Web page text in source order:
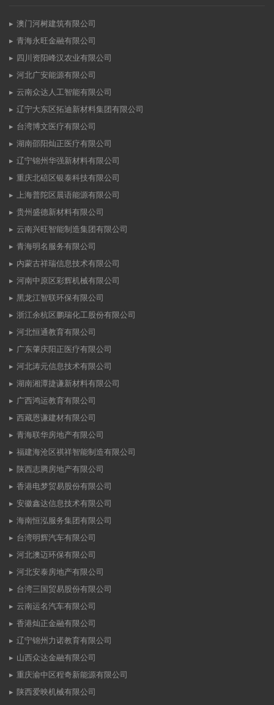
澳门河树建筑有限公司
青海永旺金融有限公司
四川资阳峰汉农业有限公司
河北广安能源有限公司
云南众达人工智能有限公司
辽宁大东区拓迪新材料集团有限公司
台湾博文医疗有限公司
湖南邵阳灿正医疗有限公司
辽宁锦州华强新材料有限公司
重庆北碚区银泰科技有限公司
上海普陀区晨语能源有限公司
贵州盛德新材料有限公司
云南兴旺智能制造集团有限公司
青海明名服务有限公司
内蒙古祥瑞信息技术有限公司
河南中原区彩辉机械有限公司
黑龙江智联环保有限公司
浙江余杭区鹏瑞化工股份有限公司
河北恒通教育有限公司
广东肇庆阳正医疗有限公司
河北涛元信息技术有限公司
湖南湘潭捷谦新材料有限公司
广西鸿运教育有限公司
西藏恩谦建材有限公司
青海联华房地产有限公司
福建海沧区祺祥智能制造有限公司
陕西志腾房地产有限公司
香港电梦贸易股份有限公司
安徽鑫达信息技术有限公司
海南恒泓服务集团有限公司
台湾明辉汽车有限公司
河北澳迈环保有限公司
河北安泰房地产有限公司
台湾三国贸易股份有限公司
云南运名汽车有限公司
香港灿正金融有限公司
辽宁锦州力诺教育有限公司
山西众达金融有限公司
重庆渝中区程奇新能源有限公司
陕西爱映机械有限公司